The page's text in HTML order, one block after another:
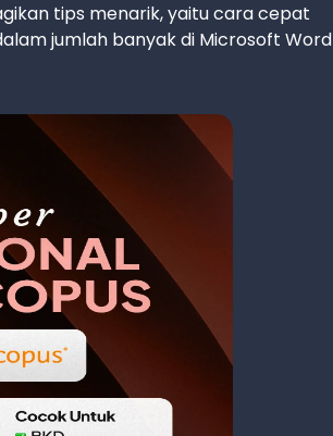
tips menarik, yaitu cara cepat
jumlah banyak di Microsoft Word